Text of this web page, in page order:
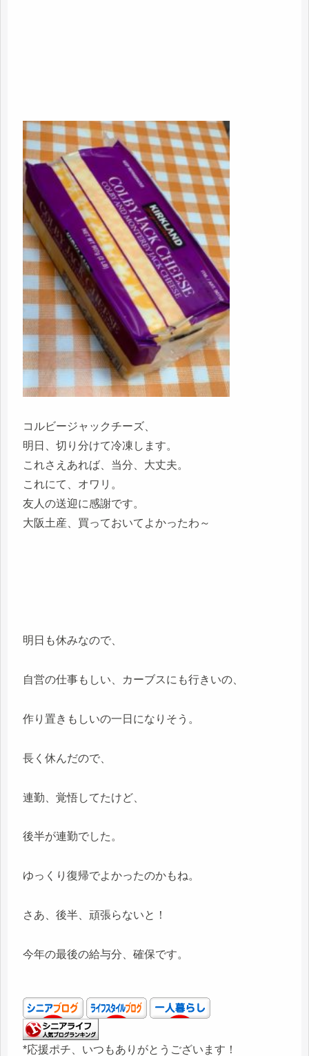
コルビージャックチーズ、
明日、切り分けて冷凍します。
これさえあれば、当分、大丈夫。
これにて、オワリ。
友人の送迎に感謝です。
大阪土産、買っておいてよかったわ～
明日も休みなので、
自営の仕事もしい、カーブスにも行きいの、
作り置きもしいの一日になりそう。
長く休んだので、
連勤、覚悟してたけど、
後半が連勤でした。
ゆっくり復帰でよかったのかもね。
さあ、後半、頑張らないと！
今年の最後の給与分、確保です。
*応援ポチ、いつもありがとうございます！